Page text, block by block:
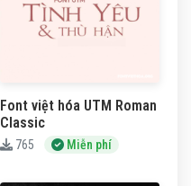
Font việt hóa UTM Roman
Classic
765 Miễn phí